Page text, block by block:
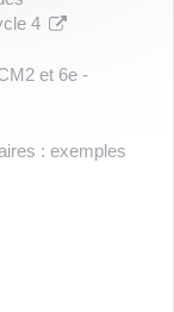
4
et 6e -
: exemples